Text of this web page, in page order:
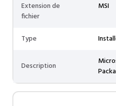
Extension de
fichier
MSI
Type
Description